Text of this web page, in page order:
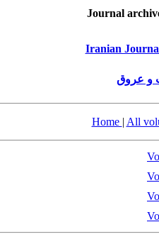
Journal
Iranian
و عروق
Home | All